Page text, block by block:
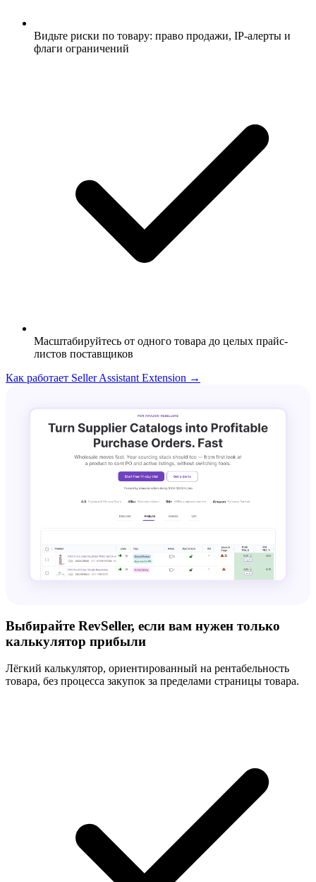
Видьте риски по товару: право продажи, IP-алерты и
флаги ограничений
Масштабируйтесь от одного товара до целых прайс-
листов поставщиков
Как работает Seller Assistant Extension →
Выбирайте RevSeller, если вам нужен только
калькулятор прибыли
Лёгкий калькулятор, ориентированный на рентабельность
товара, без процесса закупок за пределами страницы товара.